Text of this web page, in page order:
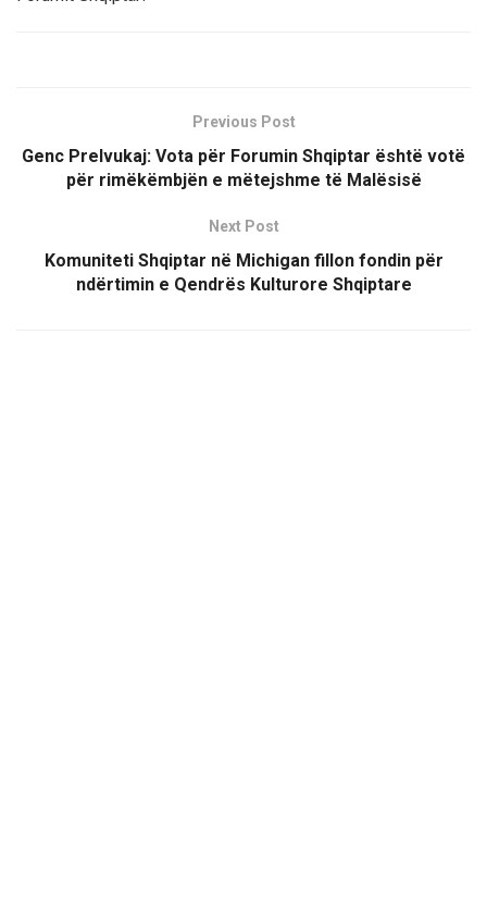
Previous Post
Genc Prelvukaj: Vota për Forumin Shqiptar është votë
për rimëkëmbjën e mëtejshme të Malësisë
Next Post
Komuniteti Shqiptar në Michigan fillon fondin për
ndërtimin e Qendrës Kulturore Shqiptare